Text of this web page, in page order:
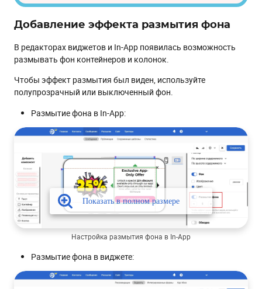
Добавление эффекта размытия фона
В редакторах виджетов и In-App появилась возможность
размывать фон контейнеров и колонок.
Чтобы эффект размытия был виден, используйте
полупрозрачный или выключенный фон.
Размытие фона в In-App:
Настройка размытия фона в In-App
Размытие фона в виджете: